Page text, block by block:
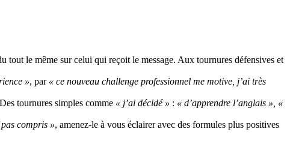
tout le même sur celui qui reçoit le message. Aux tournures défensives et
», par « ce nouveau challenge professionnel me motive, j’ai très
tournures simples comme « j’ai décidé » : « d’apprendre l’anglais », «
pas compris », amenez-le à vous éclairer avec des formules plus positives